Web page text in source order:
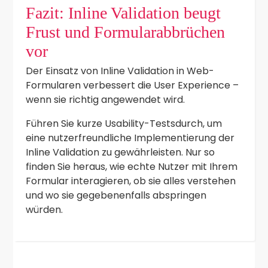
Fazit: Inline Validation beugt
Frust und Formularabbrüchen
vor
Der Einsatz von Inline Validation in Web-
Formularen verbessert die User Experience –
wenn sie richtig angewendet wird.
Führen Sie kurze Usability-Testsdurch, um
eine nutzerfreundliche Implementierung der
Inline Validation zu gewährleisten. Nur so
finden Sie heraus, wie echte Nutzer mit Ihrem
Formular interagieren, ob sie alles verstehen
und wo sie gegebenenfalls abspringen
würden.